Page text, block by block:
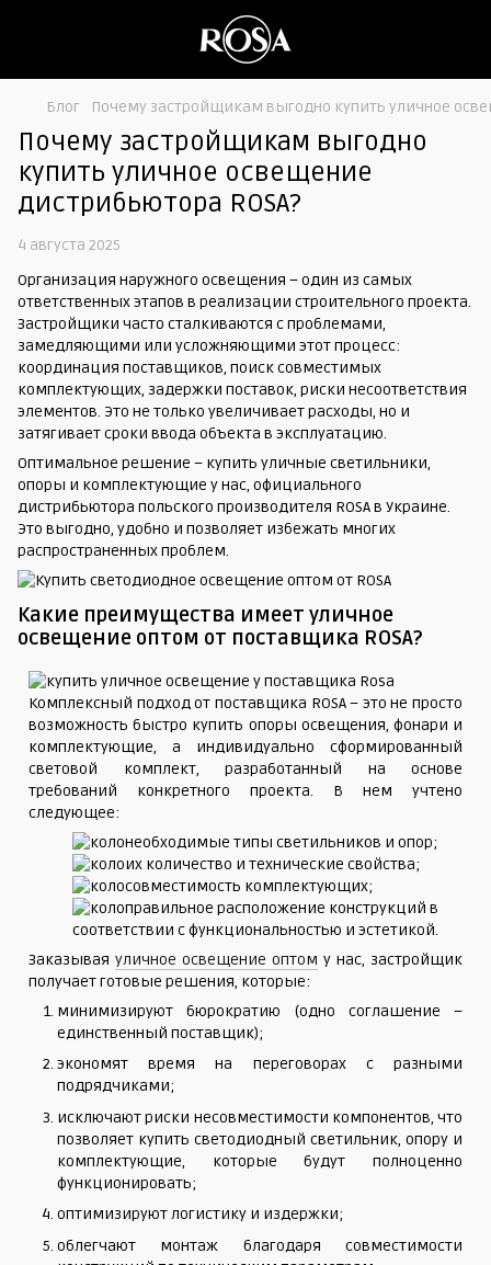
Блог Почему застройщикам выгодно купить уличное
Почему застройщикам выгодно
купить уличное освещение
дистрибьютора ROSA?
4 августа 2025
Организация наружного освещения – один из самых
ответственных этапов в реализации строительного проекта.
Застройщики часто сталкиваются с проблемами,
замедляющими или усложняющими этот процесс:
координация поставщиков, поиск совместимых
комплектующих, задержки поставок, риски несоответствия
элементов. Это не только увеличивает расходы, но и
затягивает сроки ввода объекта в эксплуатацию.
Оптимальное решение – купить уличные светильники,
опоры и комплектующие у нас, официального
дистрибьютора польского производителя ROSA в Украине.
Это выгодно, удобно и позволяет избежать многих
распространенных проблем.
Какие преимущества имеет уличное
освещение оптом от поставщика ROSA?
Комплексный подход от поставщика ROSA – это не просто
возможность быстро купить опоры освещения, фонари и
комплектующие, а индивидуально сформированный
световой комплект, разработанный на основе
требований конкретного проекта. В нем учтено
следующее:
необходимые типы светильников и опор;
их количество и технические свойства;
совместимость комплектующих;
правильное расположение конструкций в
соответствии с функциональностью и эстетикой.
Заказывая уличное освещение оптом у нас, застройщик
получает готовые решения, которые:
минимизируют бюрократию (одно соглашение –
единственный поставщик);
экономят время на переговорах с разными
подрядчиками;
исключают риски несовместимости компонентов, что
позволяет купить светодиодный светильник, опору и
комплектующие, которые будут полноценно
функционировать;
оптимизируют логистику и издержки;
облегчают монтаж благодаря совместимости